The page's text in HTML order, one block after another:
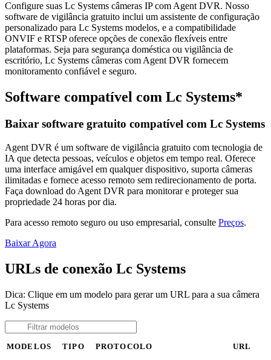
Configure suas Lc Systems câmeras IP com Agent DVR. Nosso
software de vigilância gratuito inclui um assistente de configuração
personalizado para Lc Systems modelos, e a compatibilidade
ONVIF e RTSP oferece opções de conexão flexíveis entre
plataformas. Seja para segurança doméstica ou vigilância de
escritório, Lc Systems câmeras com Agent DVR fornecem
monitoramento confiável e seguro.
Software compatível com Lc Systems*
Baixar software gratuito compatível com Lc Systems
Agent DVR é um software de vigilância gratuito com tecnologia de
IA que detecta pessoas, veículos e objetos em tempo real. Oferece
uma interface amigável em qualquer dispositivo, suporta câmeras
ilimitadas e fornece acesso remoto sem redirecionamento de porta.
Faça download do Agent DVR para monitorar e proteger sua
propriedade 24 horas por dia.
Para acesso remoto seguro ou uso empresarial, consulte Preços.
Baixar Agora
URLs de conexão Lc Systems
Dica: Clique em um modelo para gerar um URL para a sua câmera
Lc Systems
MODELOS TIPO PROTOCOLO URL